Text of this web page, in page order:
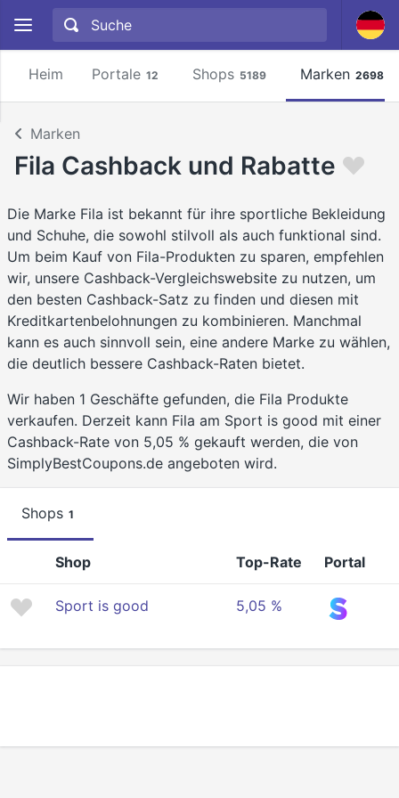
Heim Portale 12 Shops 5189 Marken 2698
Marken
Fila Cashback und Rabatte
Die Marke Fila ist bekannt für ihre sportliche Bekleidung
und Schuhe, die sowohl stilvoll als auch funktional sind.
Um beim Kauf von Fila-Produkten zu sparen, empfehlen
wir, unsere Cashback-Vergleichswebsite zu nutzen, um
den besten Cashback-Satz zu finden und diesen mit
Kreditkartenbelohnungen zu kombinieren. Manchmal
kann es auch sinnvoll sein, eine andere Marke zu wählen,
die deutlich bessere Cashback-Raten bietet.
Wir haben 1 Geschäfte gefunden, die Fila Produkte
verkaufen. Derzeit kann Fila am Sport is good mit einer
Cashback-Rate von 5,05 % gekauft werden, die von
SimplyBestCoupons.de angeboten wird.
Shops 1
Shop Top-Rate Portal
Sport is good 5,05 %